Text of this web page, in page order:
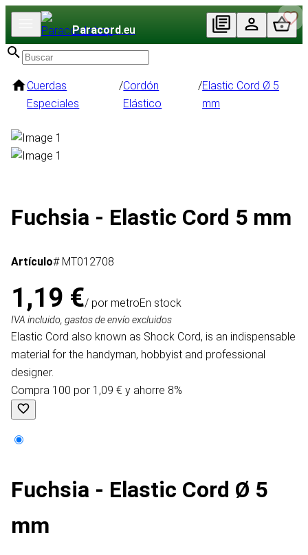
Paracord.eu
Cuerdas
Especiales
/Cordón
Elástico
/Elastic Cord Ø 5
mm
Fuchsia - Elastic Cord 5 mm
Artículo# MT012708
1,19 €/ por metroEn stock
IVA incluido, gastos de envío excluidos
Elastic Cord also known as Shock Cord, is an indispensable
material for the handyman, hobbyist and professional
designer.
Compra 100 por 1,09 € y ahorre 8%
Fuchsia - Elastic Cord Ø 5
mm